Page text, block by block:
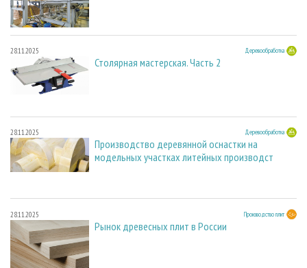
28.11.2025 Деревообработка
Столярная мастерская. Часть 2
28.11.2025 Деревообработка
Производство деревянной оснастки на
модельных участках литейных производст
28.11.2025 Производство плит
Рынок древесных плит в России